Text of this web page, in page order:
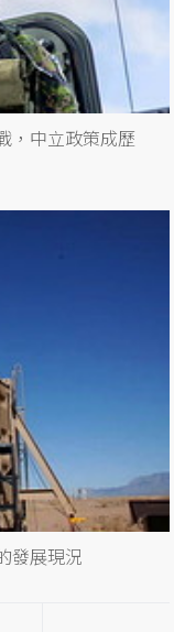
，中立政策成歷
發展現況